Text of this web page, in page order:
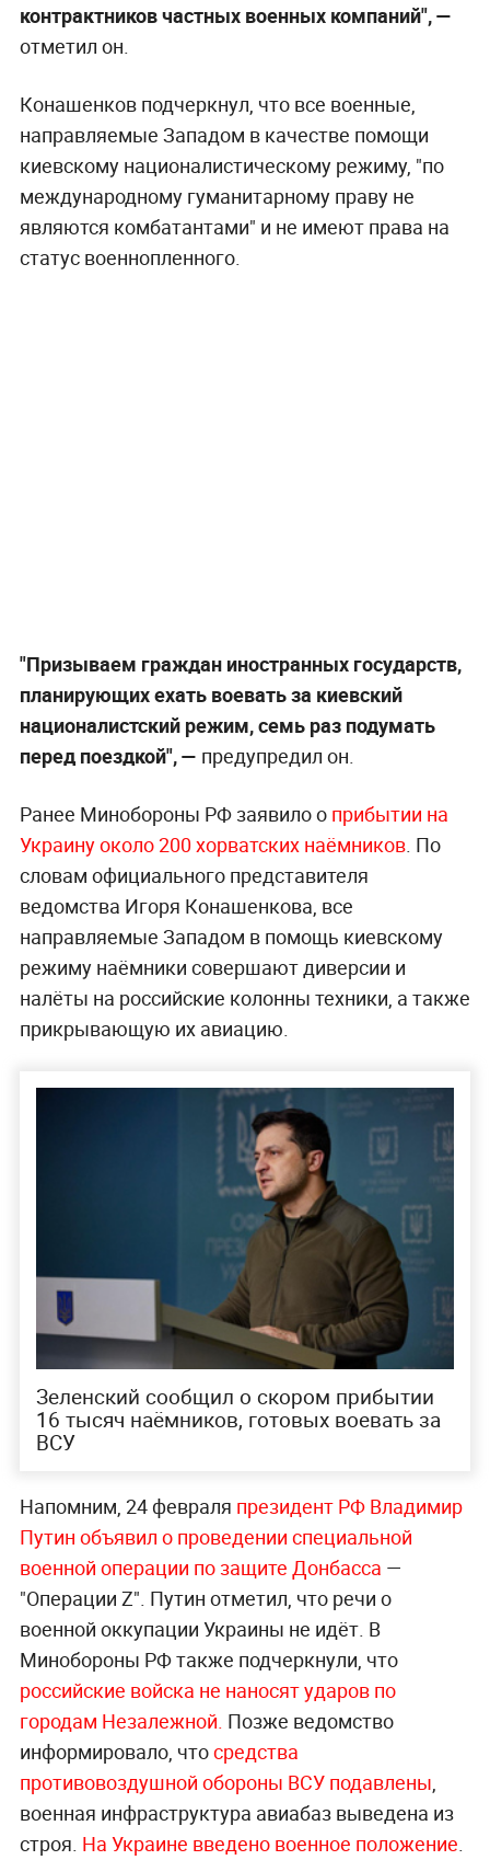
контрактников частных военных компаний", —
отметил он.
Конашенков подчеркнул, что все военные,
направляемые Западом в качестве помощи
киевскому националистическому режиму, "по
международному гуманитарному праву не
являются комбатантами" и не имеют права на
статус военнопленного.
"Призываем граждан иностранных государств,
планирующих ехать воевать за киевский
националистский режим, семь раз подумать
перед поездкой", — предупредил он.
Ранее Минобороны РФ заявило оприбытии на
Украину около 200 хорватских наёмников. По
словам официального представителя
ведомства Игоря Конашенкова, все
направляемые Западом в помощь киевскому
режиму наёмники совершают диверсии и
налёты на российские колонны техники, а также
прикрывающую их авиацию.
Зеленский сообщил о скором прибытии
16 тысяч наёмников, готовых воевать за
ВСУ
Напомним, 24 февраля президент РФ Владимир
Путин объявил о проведении специальной
военной операции по защите Донбасса —
"Операции Z". Путин отметил, что речи о
военной оккупации Украины не идёт. В
Минобороны РФ также подчеркнули, что
российские войска не наносят ударов по
городам Незалежной. Позже ведомство
информировало, чтосредства
противовоздушной обороны ВСУ подавлены,
военная инфраструктура авиабаз выведена из
строя. На Украине введено военное положение.